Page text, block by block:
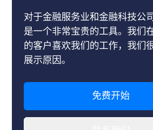
对于金融服务业和金融科技公
是一个非常宝贵的工具。我们
的客户喜欢我们的工作，我们
展示原因。
免费开始